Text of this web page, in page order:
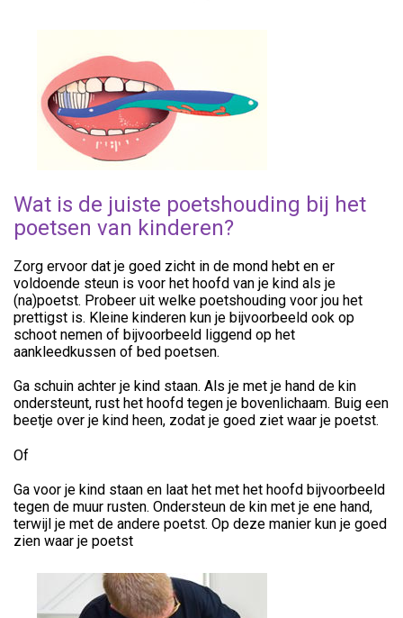
Wat is de juiste poetshouding bij het
poetsen van kinderen?
Zorg ervoor dat je goed zicht in de mond hebt en er
voldoende steun is voor het hoofd van je kind als je
(na)poetst. Probeer uit welke poetshouding voor jou het
prettigst is. Kleine kinderen kun je bijvoorbeeld ook op
schoot nemen of bijvoorbeeld liggend op het
aankleedkussen of bed poetsen.
Ga schuin achter je kind staan. Als je met je hand de kin
ondersteunt, rust het hoofd tegen je bovenlichaam. Buig een
beetje over je kind heen, zodat je goed ziet waar je poetst.
Of
Ga voor je kind staan en laat het met het hoofd bijvoorbeeld
tegen de muur rusten. Ondersteun de kin met je ene hand,
terwijl je met de andere poetst. Op deze manier kun je goed
zien waar je poetst